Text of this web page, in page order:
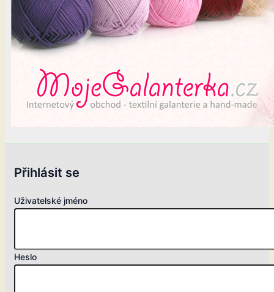
Přihlásit se
Uživatelské jméno
Heslo